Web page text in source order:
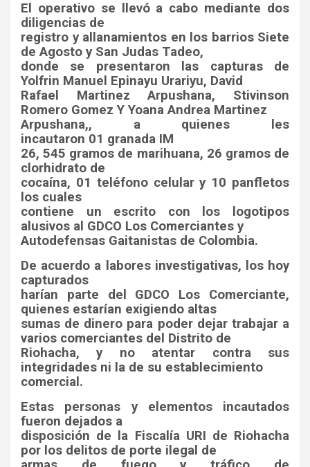
El operativo se llevó a cabo mediante dos
diligencias de
registro y allanamientos en los barrios Siete
de Agosto y San Judas Tadeo,
donde se presentaron las capturas de
Yolfrin Manuel Epinayu Urariyu, David
Rafael Martinez Arpushana, Stivinson
Romero Gomez Y Yoana Andrea Martinez
Arpushana,, a quienes les
incautaron 01 granada IM
26, 545 gramos de marihuana, 26 gramos de
clorhidrato de
cocaína, 01 teléfono celular y 10 panfletos
los cuales
contiene un escrito con los logotipos
alusivos al GDCO Los Comerciantes y
Autodefensas Gaitanistas de Colombia.
De acuerdo a labores investigativas, los hoy
capturados
harían parte del GDCO Los Comerciante,
quienes estarían exigiendo altas
sumas de dinero para poder dejar trabajar a
varios comerciantes del Distrito de
Riohacha, y no atentar contra sus
integridades ni la de su establecimiento
comercial.
Estas personas y elementos incautados
fueron dejados a
disposición de la Fiscalía URI de Riohacha
por los delitos de porte ilegal de